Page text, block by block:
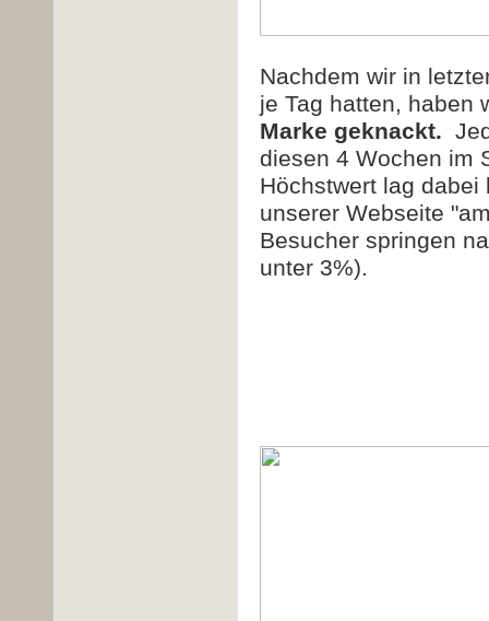
Nachdem wir in
je Tag hatten, haben
Marke geknackt.
diesen 4 Wochen im
Höchstwert lag
unserer Webseite
Besucher springen
unter 3%).